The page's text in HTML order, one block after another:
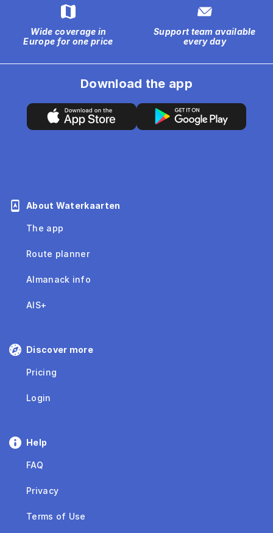
Wide coverage in
Europe for one price
Support team available
every day
About Waterkaarten
The app
Route planner
Almanack info
AIS+
Discover more
Pricing
Login
Help
FAQ
Privacy
Terms of Use
Download the app